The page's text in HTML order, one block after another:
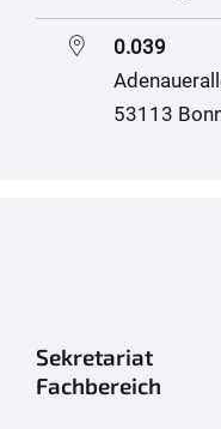
0.039
53113
Sekretariat
Fachbereich